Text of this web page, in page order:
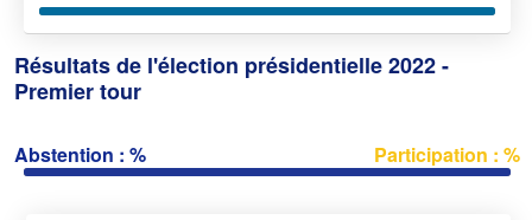
Résultats de l'élection présidentielle 2022 -
Premier tour
Abstention : % Participation : %